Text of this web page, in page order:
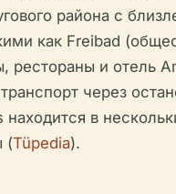
района с
как Freibad
рестораны и отель
через
находится в
(Tüpedia).